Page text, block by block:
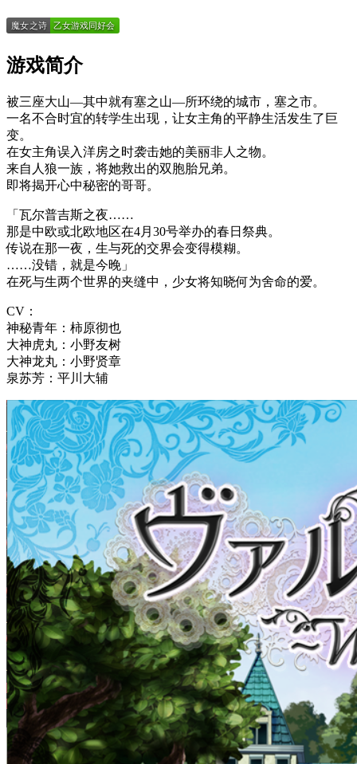
游戏简介
被三座大山—其中就有塞之山—所环绕的城市，塞之市。
一名不合时宜的转学生出现，让女主角的平静生活发生了巨
变。
在女主角误入洋房之时袭击她的美丽非人之物。
来自人狼一族，将她救出的双胞胎兄弟。
即将揭开心中秘密的哥哥。
「瓦尔普吉斯之夜……
那是中欧或北欧地区在4月30号举办的春日祭典。
传说在那一夜，生与死的交界会变得模糊。
……没错，就是今晚」
在死与生两个世界的夹缝中，少女将知晓何为舍命的爱。
CV：
神秘青年：柿原彻也
大神虎丸：小野友树
大神龙丸：小野贤章
泉苏芳：平川大辅